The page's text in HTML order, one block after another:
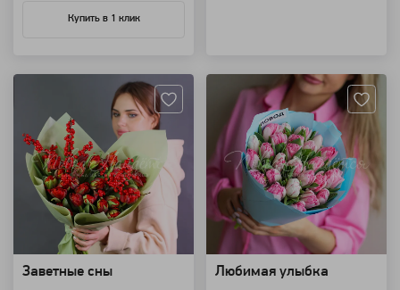
Купить в 1 клик
Заветные сны Любимая улыбка